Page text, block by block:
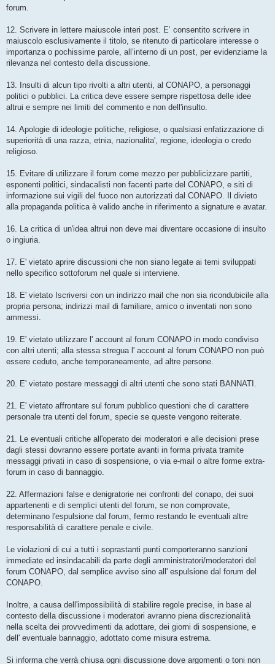
forum.
12. Scrivere in lettere maiuscole interi post. E’ consentito scrivere in
maiuscolo esclusivamente il titolo, se ritenuto di particolare interesse o
importanza o pochissime parole, all’interno di un post, per evidenziarne la
rilevanza nel contesto della discussione.
13. Insulti di alcun tipo rivolti a altri utenti, al CONAPO, a personaggi
politici o pubblici. La critica deve essere sempre rispettosa delle idee
altrui e sempre nei limiti del commento e non dell'insulto.
14. Apologie di ideologie politiche, religiose, o qualsiasi enfatizzazione di
superiorità di una razza, etnia, nazionalita', regione, ideologia o credo
religioso.
15. Evitare di utilizzare il forum come mezzo per pubblicizzare partiti,
esponenti politici, sindacalisti non facenti parte del CONAPO, e siti di
informazione sui vigili del fuoco non autorizzati dal CONAPO. Il divieto
alla propaganda politica è valido anche in riferimento a signature e avatar.
16. La critica di un'idea altrui non deve mai diventare occasione di insulto
o ingiuria.
17. E' vietato aprire discussioni che non siano legate ai temi sviluppati
nello specifico sottoforum nel quale si interviene.
18. E' vietato Iscriversi con un indirizzo mail che non sia ricondubicile alla
propria persona; indirizzi mail di familiare, amico o inventati non sono
ammessi.
19. E' vietato utilizzare l' account al forum CONAPO in modo condiviso
con altri utenti; alla stessa stregua l' account al forum CONAPO non può
essere ceduto, anche temporaneamente, ad altre persone.
20. E' vietato postare messaggi di altri utenti che sono stati BANNATI.
21. E' vietato affrontare sul forum pubblico questioni che di carattere
personale tra utenti del forum, specie se queste vengono reiterate.
21. Le eventuali critiche all'operato dei moderatori e alle decisioni prese
dagli stessi dovranno essere portate avanti in forma privata tramite
messaggi privati in caso di sospensione, o via e-mail o altre forme extra-
forum in caso di bannaggio.
22. Affermazioni false e denigratorie nei confronti del conapo, dei suoi
appartenenti e di semplici utenti del forum, se non comprovate,
determinano l'espulsione dal forum, fermo restando le eventuali altre
responsabilità di carattere penale e civile.
Le violazioni di cui a tutti i soprastanti punti comporteranno sanzioni
immediate ed insindacabili da parte degli amministratori/moderatori del
forum CONAPO, dal semplice avviso sino all' espulsione dal forum del
CONAPO.
Inoltre, a causa dell'impossibilità di stabilire regole precise, in base al
contesto della discussione i moderatori avranno piena discrezionalità
nella scelta dei provvedimenti da adottare, dei giorni di sospensione, e
dell' eventuale bannaggio, adottato come misura estrema.
Si informa che verrà chiusa ogni discussione dove argomenti o toni non